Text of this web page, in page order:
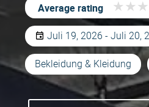
Average rating ★ ★ ★
★ ★ ★
Juli 19, 2026 - Juli 20,
Bekleidung & Kleidung